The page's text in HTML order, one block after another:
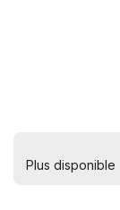
Plus disponible